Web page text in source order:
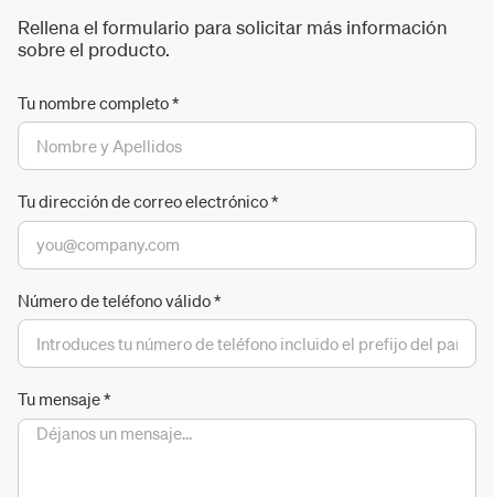
Rellena el formulario para solicitar más información
sobre el producto.
Tu nombre completo*
Tu dirección de correo electrónico*
Número de teléfono válido*
Tu mensaje*